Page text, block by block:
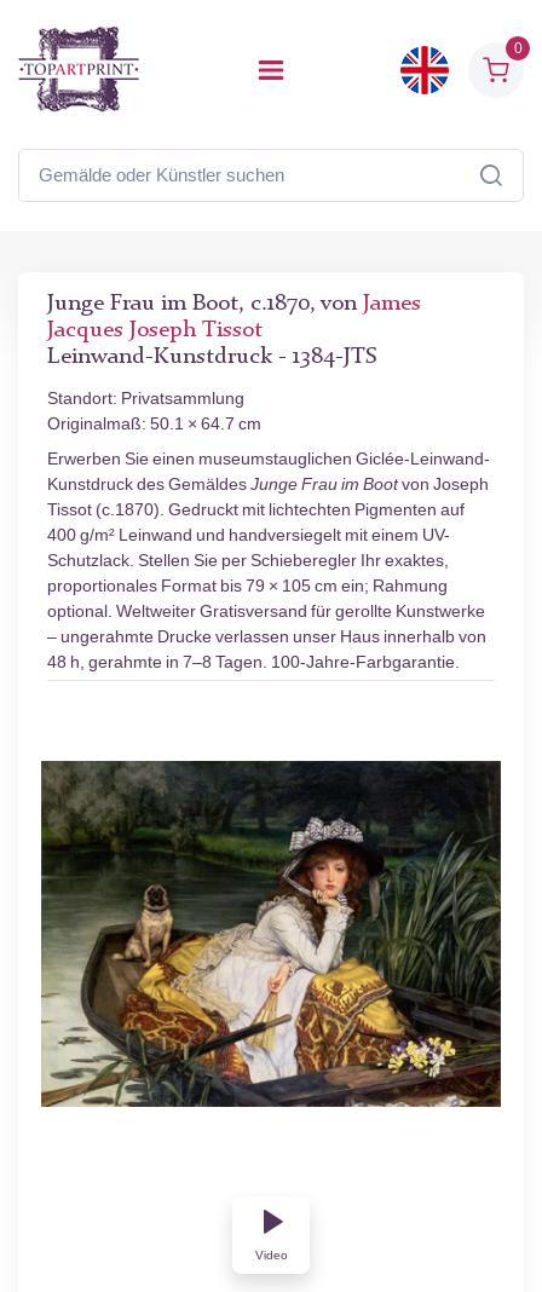
0
Junge Frau im Boot, c.1870, von James
Jacques Joseph Tissot
Leinwand-Kunstdruck - 1384-JTS
Standort: Privatsammlung
Originalmaß: 50.1 × 64.7 cm
Erwerben Sie einen museumstauglichen Giclée-Leinwand-
Kunstdruck des GemäldesJunge Frau im Bootvon Joseph
Tissot (c.1870). Gedruckt mit lichtechten Pigmenten auf
400 g/m² Leinwand und handversiegelt mit einem UV-
Schutzlack. Stellen Sie per Schieberegler Ihr exaktes,
proportionales Format bis 79 × 105 cm ein; Rahmung
optional. Weltweiter Gratisversand für gerollte Kunstwerke
– ungerahmte Drucke verlassen unser Haus innerhalb von
48 h, gerahmte in 7–8 Tagen. 100-Jahre-Farbgarantie.
Video